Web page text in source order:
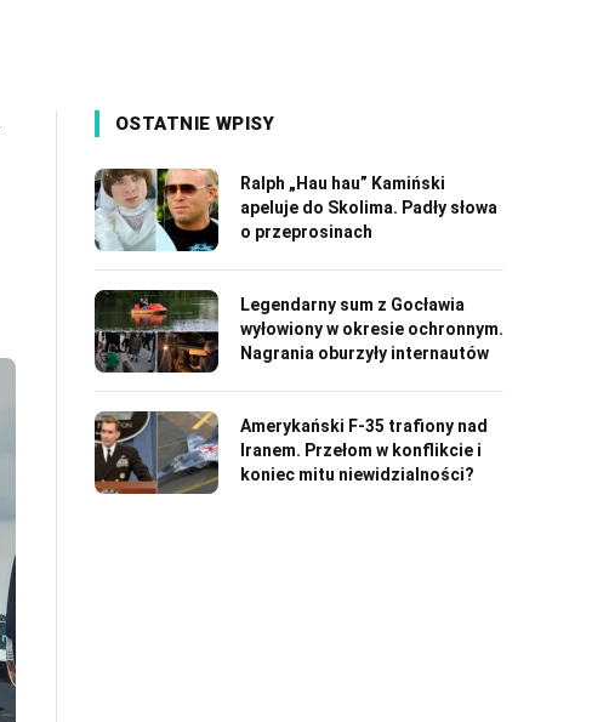
OSTATNIE WPISY
Ralph „Hau hau” Kamiński
apeluje do Skolima. Padły słowa
o przeprosinach
Legendarny sum z Gocławia
wyłowiony w okresie ochronnym.
Nagrania oburzyły internautów
Amerykański F-35 trafiony nad
Iranem. Przełom w konflikcie i
koniec mitu niewidzialności?